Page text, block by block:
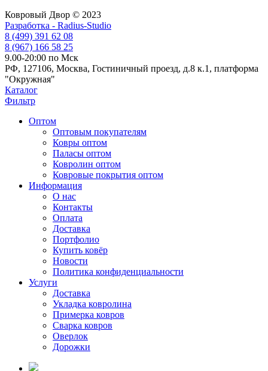
Ковровый Двор © 2023
Разработка - Radius-Studio
8 (499) 391 62 08
8 (967) 166 58 25
9.00-20:00 по Мск
РФ, 127106, Москва, Гостиничный проезд, д.8 к.1, платформа
"Окружная"
Каталог
Фильтр
Оптом
Оптовым покупателям
Ковры оптом
Паласы оптом
Ковролин оптом
Ковровые покрытия оптом
Информация
О нас
Контакты
Оплата
Доставка
Портфолио
Купить ковёр
Новости
Политика конфиденциальности
Услуги
Доставка
Укладка ковролина
Примерка ковров
Сварка ковров
Оверлок
Дорожки